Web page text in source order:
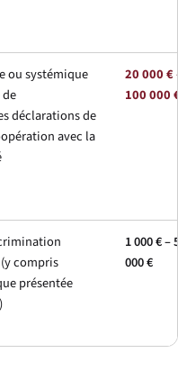
ou systémique
déclarations de
avec la
20 000 €
100 000
compris
présentée
1 000 € –
000 €